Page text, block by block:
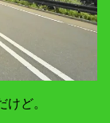
ど。